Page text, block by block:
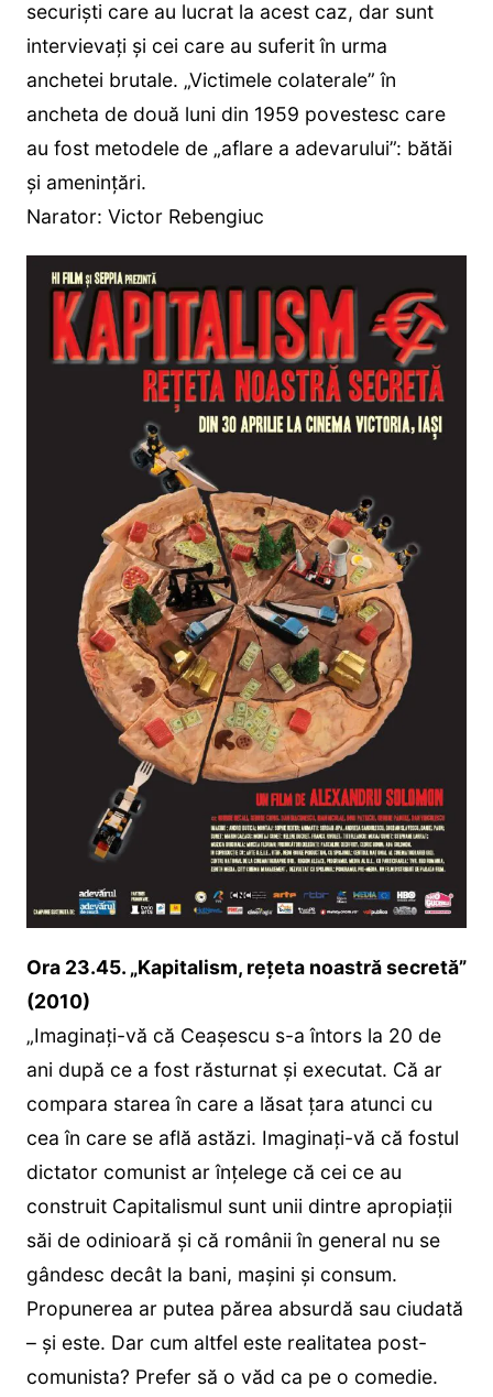
securişti care au lucrat la acest caz, dar sunt
intervievaţi şi cei care au suferit în urma
anchetei brutale. „Victimele colaterale” în
ancheta de două luni din 1959 povestesc care
au fost metodele de „aflare a adevarului”: bătăi
şi ameninţări.
Narator: Victor Rebengiuc
Ora 23.45. „Kapitalism, reţeta noastră secretă”
(2010)
„Imaginaţi-vă că Ceaşescu s-a întors la 20 de
ani după ce a fost răsturnat şi executat. Că ar
compara starea în care a lăsat ţara atunci cu
cea în care se află astăzi. Imaginaţi-vă că fostul
dictator comunist ar înţelege că cei ce au
construit Capitalismul sunt unii dintre apropiaţii
săi de odinioară şi că românii în general nu se
gândesc decât la bani, maşini şi consum.
Propunerea ar putea părea absurdă sau ciudată
– şi este. Dar cum altfel este realitatea post-
comunista? Prefer să o văd ca pe o comedie.